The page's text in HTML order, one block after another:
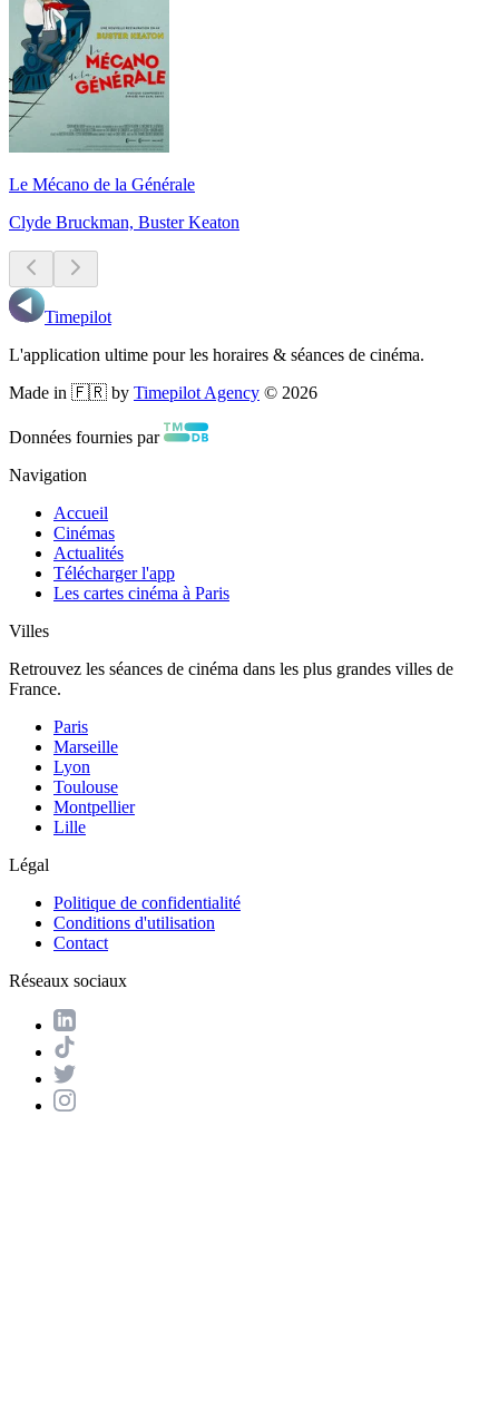
Le Mécano de la Générale
Clyde Bruckman, Buster Keaton
Timepilot
L'application ultime pour les horaires & séances de cinéma.
Made in 🇫🇷 by Timepilot Agency © 2026
Données fournies par
Navigation
Accueil
Cinémas
Actualités
Télécharger l'app
Les cartes cinéma à Paris
Villes
Retrouvez les séances de cinéma dans les plus grandes villes de
France.
Paris
Marseille
Lyon
Toulouse
Montpellier
Lille
Légal
Politique de confidentialité
Conditions d'utilisation
Contact
Réseaux sociaux